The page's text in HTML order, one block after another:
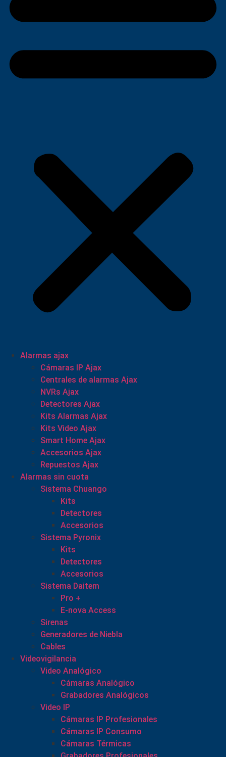
Alarmas ajax
Cámaras IP Ajax
Centrales de alarmas Ajax
NVRs Ajax
Detectores Ajax
Kits Alarmas Ajax
Kits Video Ajax
Smart Home Ajax
Accesorios Ajax
Repuestos Ajax
Alarmas sin cuota
Sistema Chuango
Kits
Detectores
Accesorios
Sistema Pyronix
Kits
Detectores
Accesorios
Sistema Daitem
Pro +
E-nova Access
Sirenas
Generadores de Niebla
Cables
Videovigilancia
Video Analógico
Cámaras Analógico
Grabadores Analógicos
Video IP
Cámaras IP Profesionales
Cámaras IP Consumo
Cámaras Térmicas